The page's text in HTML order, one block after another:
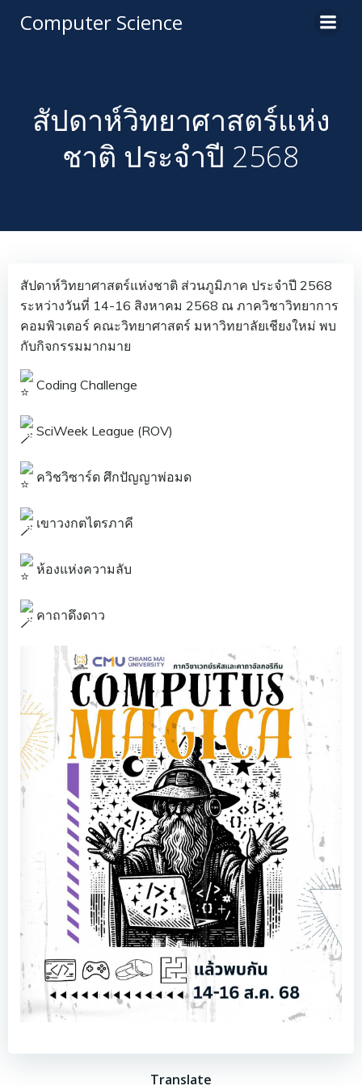
Computer Science
สัปดาห์วิทยาศาสตร์แห่ง
ชาติ ประจำปี 2568
สัปดาห์วิทยาศาสตร์แห่งชาติ ส่วนภูมิภาค ประจำปี 2568
ระหว่างวันที่ 14-16 สิงหาคม 2568 ณ ภาควิชาวิทยาการ
คอมพิวเตอร์ คณะวิทยาศาสตร์ มหาวิทยาลัยเชียงใหม่ พบ
กับกิจกรรมมากมาย
Coding Challenge
SciWeek League (ROV)
ควิชวิซาร์ด ศึกปัญญาพ่อมด
เขาวงกตไตรภาคี
ห้องแห่งความลับ
คาถาดึงดาว
Translate